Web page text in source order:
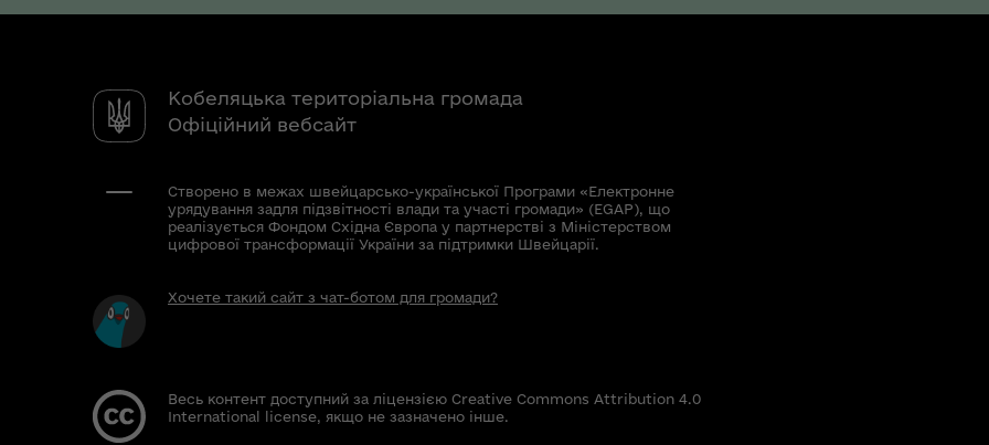
Кобеляцька територіальна громада
Офіційний вебсайт
Створено в межах швейцарсько-української Програми «Електронне
урядування задля підзвітності влади та участі громади» (EGAP), що
реалізується Фондом Східна Європа у партнерстві з Міністерством
цифрової трансформації України за підтримки Швейцарії.
Хочете такий сайт з чат-ботом для громади?
Весь контент доступний за ліцензією Creative Commons Attribution 4.0
International license, якщо не зазначено інше.